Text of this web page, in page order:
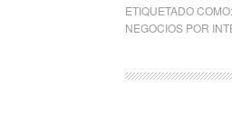
ETIQUETADO COMO:
NEGOCIOS POR